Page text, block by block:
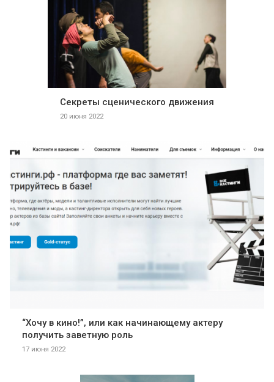
Секреты сценического движения
20 июня 2022
“Хочу в кино!”, или как начинающему актеру
получить заветную роль
17 июня 2022